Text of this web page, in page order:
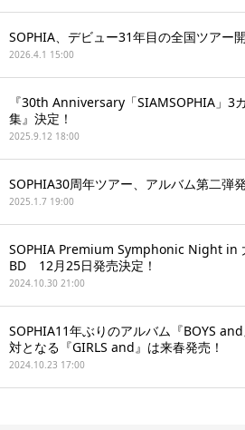
SOPHIA、デビュー31年目の全国ツアー
2026.4.1 15:00
『30th Anniversary「SIAMSOPHIA」3
集』決定！
2025.9.12 18:00
SOPHIA30周年ツアー、アルバム第二弾
2025.1.7 19:00
SOPHIA Premium Symphonic Night in
BD 12月25日発売決定！
2024.10.30 21:00
SOPHIA11年ぶりのアルバム『BOYS
対となる『GIRLS and』は来春発売！
2024.10.23 17:00